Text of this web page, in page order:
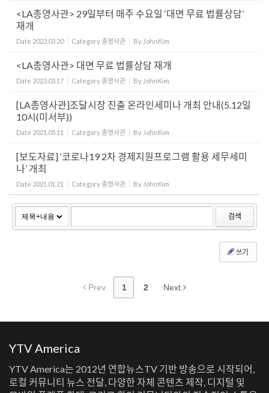
<LA총영사관> 29일부터 매주 수요일 ‘대면 무료 법률상담’
재개
Date 2023.03.20 Category총영사관 By JohnKim
<LA총영사관> 대면 무료 법률상담 재개
Date 2023.03.17 Category총영사관 By JohnKim
[LA총영사관]조달시장 진출 온라인세미나 개최 안내(5.12일
10시(미서부))
Date 2021.05.11 Category총영사관 By JohnKim
[보도자료] ‘코로나19 2차 경제지원프로그램 활용 세무세미
나’ 개최
Date 2021.01.21 Category총영사관 By JohnKim
검색
쓰기
Prev 1 2 Next
YTV America
YTV America는 2012년 연합뉴스TV 기반 방송으로 시작되어,
로컬 커뮤니티 뉴스 전달, 다양한 자체 콘텐츠 제작, 디지털 및